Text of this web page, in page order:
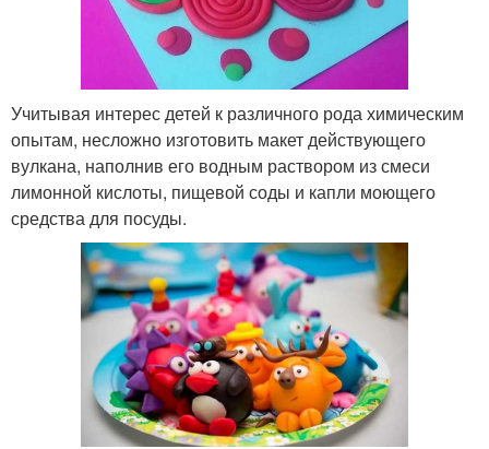
Учитывая интерес детей к различного рода химическим
опытам, несложно изготовить макет действующего
вулкана, наполнив его водным раствором из смеси
лимонной кислоты, пищевой соды и капли моющего
средства для посуды.